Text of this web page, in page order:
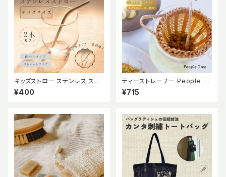
キッズストロー ステンレス スト
ロー 子供用 キッズ ストロー 2
本セット 短め 短い 食洗機OK
NG】
¥400
ティーストレーナー People Tr
ee 茶漉し フェアトレード 竹製
茶こし ピープルツリー ゴミが出
¥715